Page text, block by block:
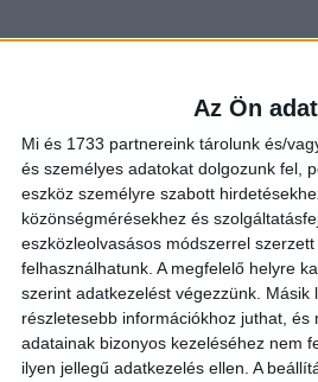
Az Ön
Mi és 1733 partnereink tárolunk és/
és személyes adatokat dolgozunk fel,
eszköz személyre szabott
közönségmérésekhez és
eszközleolvasásos módszerrel
felhasználhatunk. A megfelelő helyre
szerint adatkezelést végezzünk.
részletesebb információkhoz juthat,
adatainak bizonyos kezeléséhez nem
ilyen jellegű adatkezelés ellen. A